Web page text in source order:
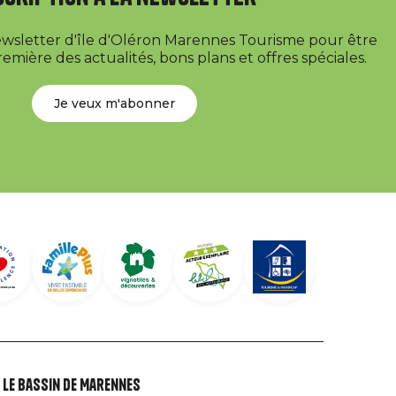
d'île d'Oléron Marennes Tourisme pour être
des actualités, bons plans et offres spéciales.
Je veux m'abonner
Le Bassin de Marennes